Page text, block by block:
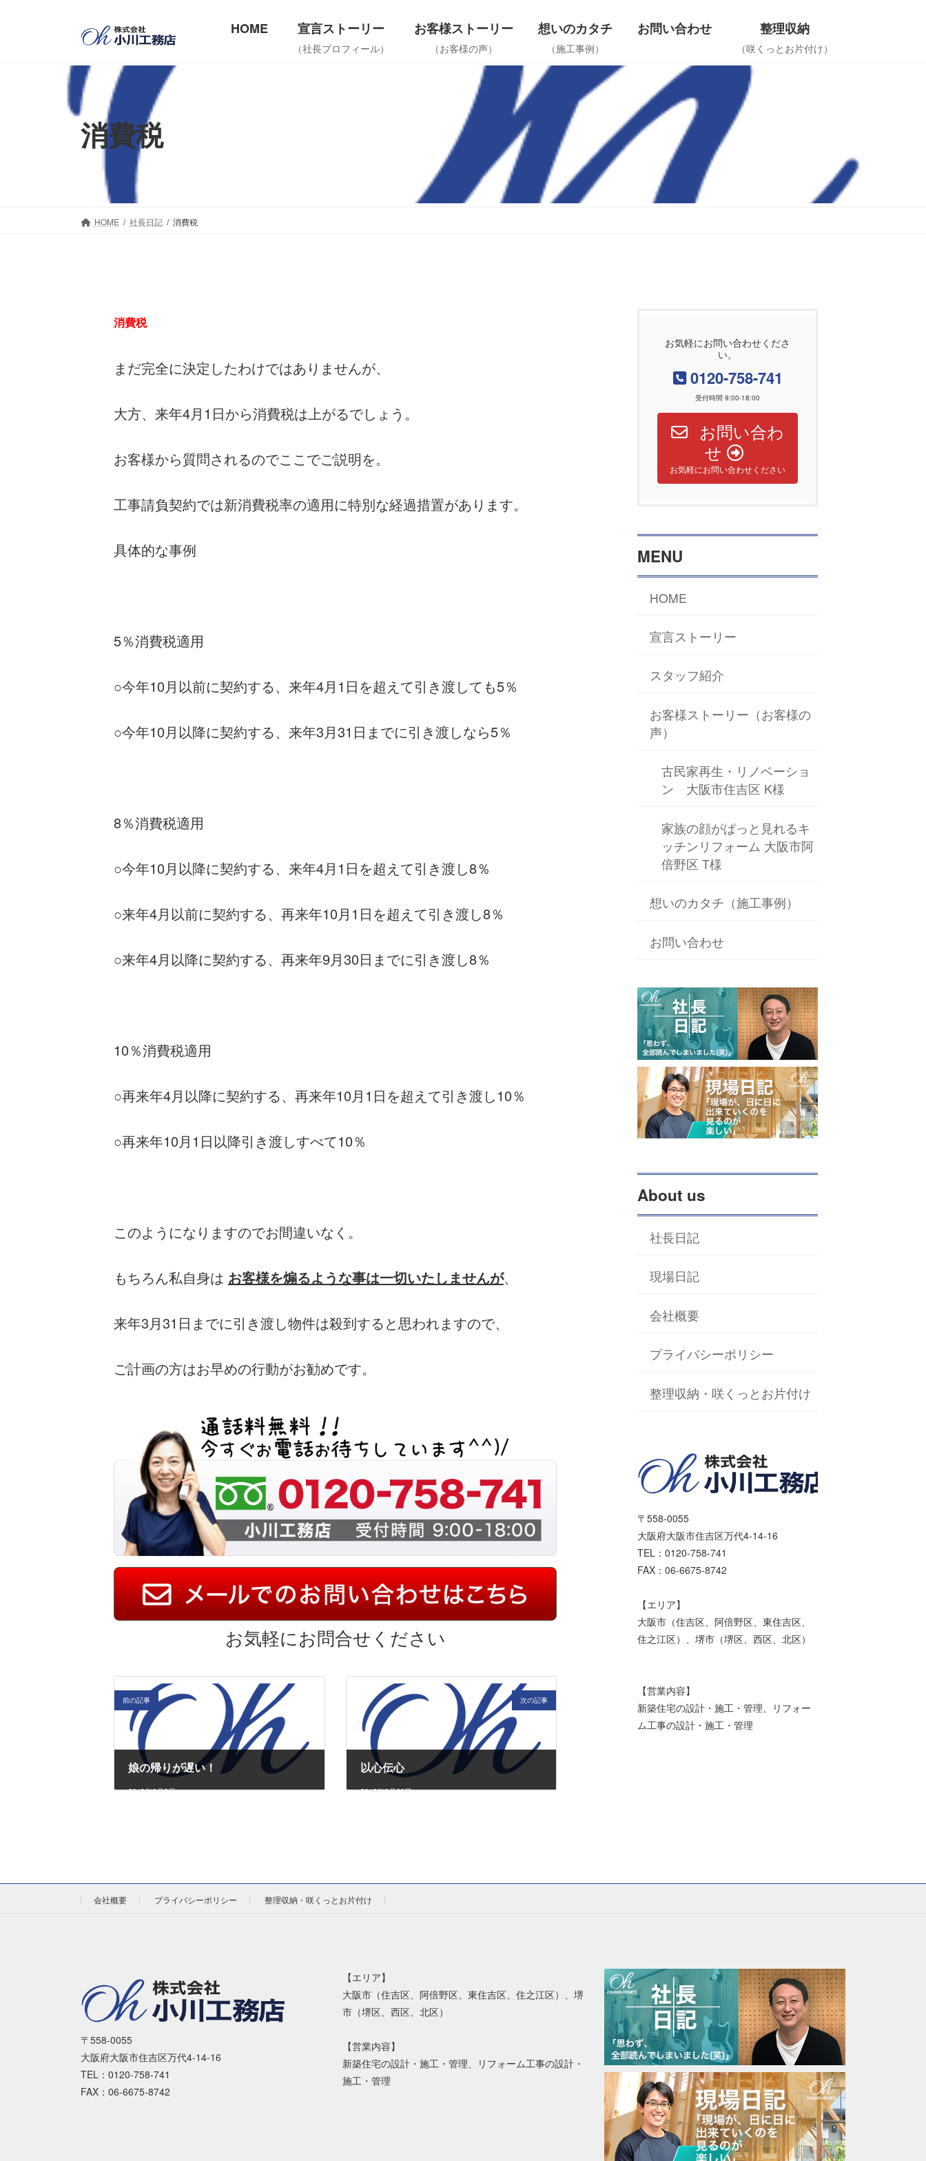
HOME 宣言ストーリー
（社長プロフィール）
お客様ストーリー
（お客様の声）
想いのカタチ
（施工事例）
お問い合わせ 整理収納
（咲くっとお片付け）
消費税
HOME 社長日記 消費税
消費税
まだ完全に決定したわけではありませんが、
大方、来年4月1日から消費税は上がるでしょう。
お客様から質問されるのでここでご説明を。
工事請負契約では新消費税率の適用に特別な経過措置があります。
具体的な事例
5％消費税適用
○今年10月以前に契約する、来年4月1日を超えて引き渡しても5％
○今年10月以降に契約する、来年3月31日までに引き渡しなら5％
8％消費税適用
○今年10月以降に契約する、来年4月1日を超えて引き渡し8％
○来年4月以前に契約する、再来年10月1日を超えて引き渡し8％
○来年4月以降に契約する、再来年9月30日までに引き渡し8％
10％消費税適用
○再来年4月以降に契約する、再来年10月1日を超えて引き渡し10％
○再来年10月1日以降引き渡しすべて10％
このようになりますのでお間違いなく。
もちろん私自身は お客様を煽るような事は一切いたしませんが、
来年3月31日までに引き渡し物件は殺到すると思われますので、
ご計画の方はお早めの行動がお勧めです。
お気軽にお問合せください
前の記事
娘の帰りが遅い！
2013年9月3日
次の記事
以心伝心
2013年9月20日
お気軽にお問い合わせくださ
い。
0120-758-741
受付時間 9:00-18:00
お問い合わ
せ
お気軽にお問い合わせください
MENU
HOME
宣言ストーリー
スタッフ紹介
お客様ストーリー（お客様の
声）
古民家再生・リノベーショ
ン 大阪市住吉区 K様
家族の顔がぱっと見れるキ
ッチンリフォーム 大阪市阿
倍野区 T様
想いのカタチ（施工事例）
お問い合わせ
About us
社長日記
現場日記
会社概要
プライバシーポリシー
整理収納・咲くっとお片付け
〒558-0055
大阪府大阪市住吉区万代4-14-16
TEL：0120-758-741
FAX：06-6675-8742
【エリア】
大阪市（住吉区、阿倍野区、東住吉区、
住之江区）、堺市（堺区、西区、北区）
【営業内容】
新築住宅の設計・施工・管理、リフォー
ム工事の設計・施工・管理
会社概要 プライバシーポリシー 整理収納・咲くっとお片付け
〒558-0055
大阪府大阪市住吉区万代4-14-16
TEL：0120-758-741
FAX：06-6675-8742
【エリア】
大阪市（住吉区、阿倍野区、東住吉区、住之江区）、堺
市（堺区、西区、北区）
【営業内容】
新築住宅の設計・施工・管理、リフォーム工事の設計・
施工・管理